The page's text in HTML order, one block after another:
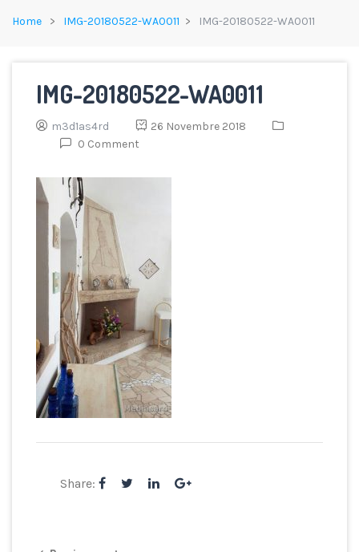
Home IMG-20180522-WA0011 IMG-20180522-WA0011
IMG-20180522-WA0011
m3d1as4rd
26 Novembre 2018
0 Comment
Share: